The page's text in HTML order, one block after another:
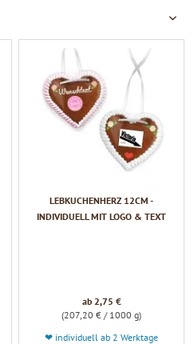
LEBKUCHENHERZ 12CM -
INDIVIDUELL MIT LOGO & TEXT
ab 2,75 €
(207,20 € / 1000 g)
❤ individuell ab 2 Werktage